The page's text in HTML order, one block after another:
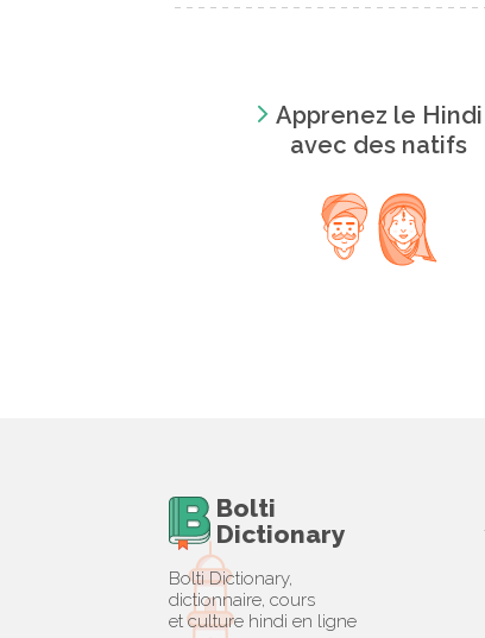
Apprenez le Hindi
avec des natifs
Bolti
Dictionary
Bolti Dictionary,
dictionnaire, cours
et culture hindi en ligne